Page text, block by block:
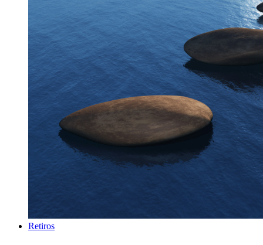
Retiros